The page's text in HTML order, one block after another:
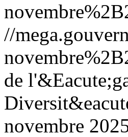
//
de
novembre